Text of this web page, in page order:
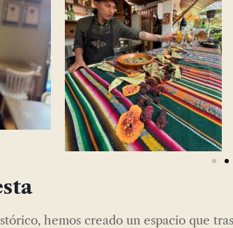
hemos creado un espacio que